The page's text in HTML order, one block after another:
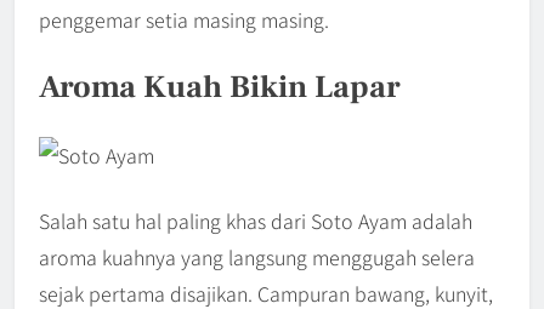
penggemar setia masing masing.
Aroma Kuah Bikin Lapar
Salah satu hal paling khas dari Soto Ayam adalah
aroma kuahnya yang langsung menggugah selera
sejak pertama disajikan. Campuran bawang, kunyit,